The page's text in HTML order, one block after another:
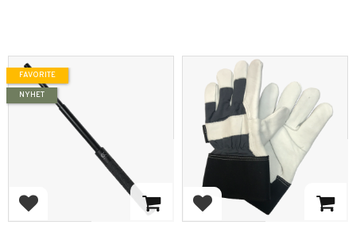
Add to favorites
FAVORITE
NYHET
Add to favorites